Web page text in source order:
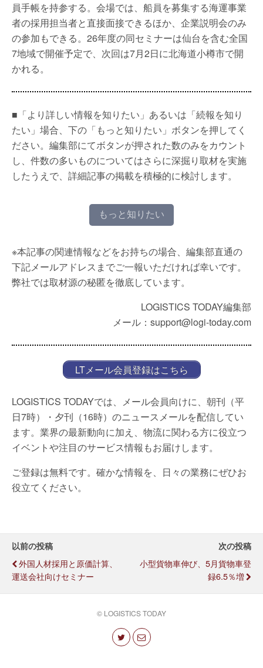
員手帳を持参する。会場では、船員を募集する海運事業
者の採用担当者と直接面接できるほか、企業説明会のみ
の参加もできる。26年度の同セミナーは仙台を含む全国
7地域で開催予定で、次回は7月2日に北海道小樽市で開
かれる。
■「より詳しい情報を知りたい」あるいは「続報を知り
たい」場合、下の「もっと知りたい」ボタンを押してく
ださい。編集部にてボタンが押された数のみをカウント
し、件数の多いものについてはさらに深掘り取材を実施
したうえで、詳細記事の掲載を積極的に検討します。
もっと知りたい
※本記事の関連情報などをお持ちの場合、編集部直通の
下記メールアドレスまでご一報いただければ幸いです。
弊社では取材源の秘匿を徹底しています。
LOGISTICS TODAY編集部
メール：support@logi-today.com
LTメール会員登録はこちら
LOGISTICS TODAYでは、メール会員向けに、朝刊（平
日7時）・夕刊（16時）のニュースメールを配信してい
ます。業界の最新動向に加え、物流に関わる方に役立つ
イベントや注目のサービス情報もお届けします。
ご登録は無料です。確かな情報を、日々の業務にぜひお
役立てください。
以前の投稿
外国人材採用と原価計算、
運送会社向けセミナー
次の投稿
小型貨物車伸び、5月貨物車登
録6.5％増
© LOGISTICS TODAY